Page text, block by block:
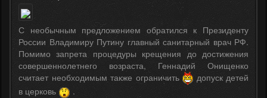
С необычным предложением обратился к Президенту
России Владимиру Путину главный санитарный врач РФ.
Помимо запрета процедуры крещения до достижения
совершеннолетнего возраста, Геннадий Онищенко
считает необходимым также ограничить
допуск детей
в церковь
.